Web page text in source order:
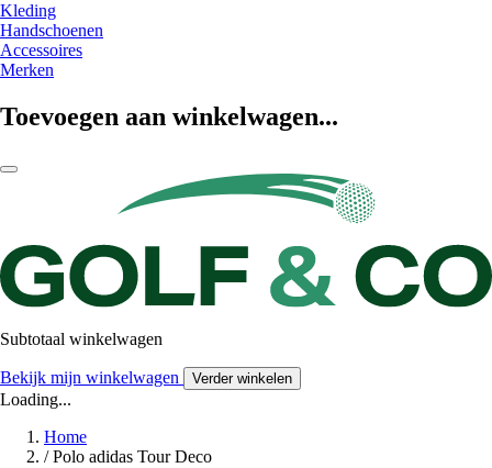
Kleding
Handschoenen
Accessoires
Merken
Toevoegen aan winkelwagen...
Subtotaal winkelwagen
Bekijk mijn winkelwagen Verder winkelen
Loading...
Home
/ Polo adidas Tour Deco